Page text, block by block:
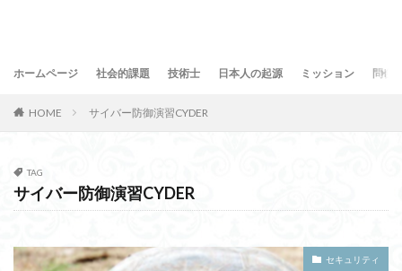
ホームページ 社会的課題 技術士 日本人の起源 ミッション 問合
HOME サイバー防御演習CYDER
TAG
サイバー防御演習CYDER
セキュリティ